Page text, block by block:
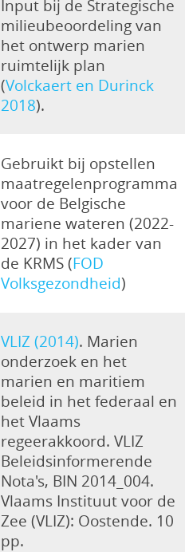
Input bij de Strategische
milieubeoordeling van
het ontwerp marien
ruimtelijk plan
(Volckaert en Durinck
2018).
Gebruikt bij opstellen
maatregelenprogramma
voor de Belgische
mariene wateren (2022-
2027) in het kader van
de KRMS (FOD
Volksgezondheid)
VLIZ (2014). Marien
onderzoek en het
marien en maritiem
beleid in het federaal en
het Vlaams
regeerakkoord. VLIZ
Beleidsinformerende
Nota's, BIN 2014_004.
Vlaams Instituut voor de
Zee (VLIZ): Oostende. 10
pp.